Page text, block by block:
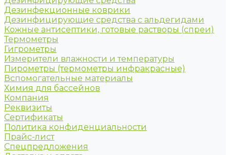
Дезинфекционные коврики
Дезинфицирующие средства с альдегидами
Кожные антисептики, готовые растворы (спреи)
Термометры
Гигрометры
Измерители влажности и температуры
Пирометры (термометры инфракрасные)
Вспомогательные материалы
Химия для бассейнов
Компания
Реквизиты
Сертификаты
Политика конфиденциальности
Прайс-лист
Спецпредложения